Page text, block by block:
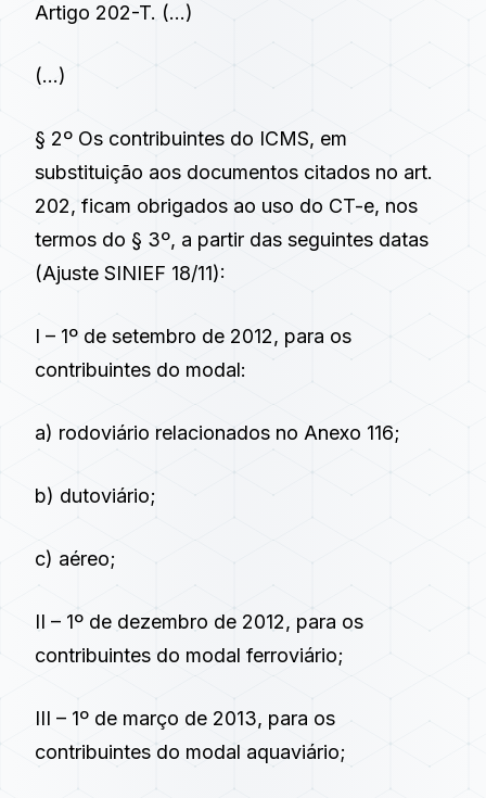
Artigo 202-T. (…)
(…)
§ 2º Os contribuintes do ICMS, em
substituição aos documentos citados no art.
202, ficam obrigados ao uso do CT-e, nos
termos do § 3º, a partir das seguintes datas
(Ajuste SINIEF 18/11):
I – 1º de setembro de 2012, para os
contribuintes do modal:
a) rodoviário relacionados no Anexo 116;
b) dutoviário;
c) aéreo;
II – 1º de dezembro de 2012, para os
contribuintes do modal ferroviário;
III – 1º de março de 2013, para os
contribuintes do modal aquaviário;